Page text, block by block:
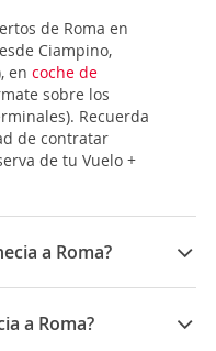
de Roma en
Ciampino,
en coche de
sobre los
Recuerda
de contratar
de tu Vuelo +
a Roma?
a Roma son: ITA
a Roma?